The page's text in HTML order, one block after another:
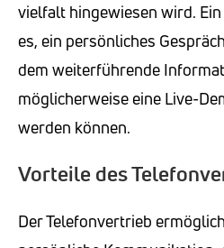
vielfalt hingewiesen wird.
es, ein persönliches
dem weiterführende
möglicherweise eine Live-
werden können.
Vorteile des
Der Telefonvertrieb